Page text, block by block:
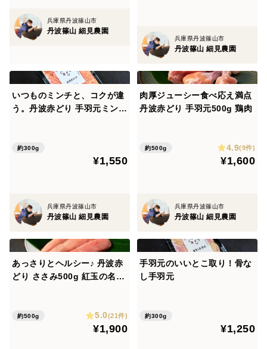
また冷めてからの甘味はより強く感じるのではと思って
おります。
保存方法
冷暗所にて保管をオススメしております
賞味期限
こなっております。
・平飼い、開放鶏舎での飼育
・日々の管理を徹底し、環境の変化などはデータ化
また、循環型農業への取り組みも行っています。
・お米の栽培は、養鶏の堆肥を活用
兵庫県丹波篠山市
丹波篠山 細見農園
兵庫県丹波篠山市
丹波篠山 細見農園
いつものミンチと、コクが違
う。丹波赤どり 手羽元ミンチ
約300g
¥1,550
兵庫県丹波篠山市
丹波篠山 細見農園
肉厚ジューシー食べ応え満点
丹波赤どり 手羽元500g 鶏肉
約500g 4.9(9件)
¥1,600
兵庫県丹波篠山市
丹波篠山 細見農園
あっさりとヘルシー♪ 丹波赤
どり ささみ500g 紅玉の名鶏
約500g 5.0(21件)
¥1,900
手羽元のいいとこ取り！骨な
し手羽元
約300g
¥1,250